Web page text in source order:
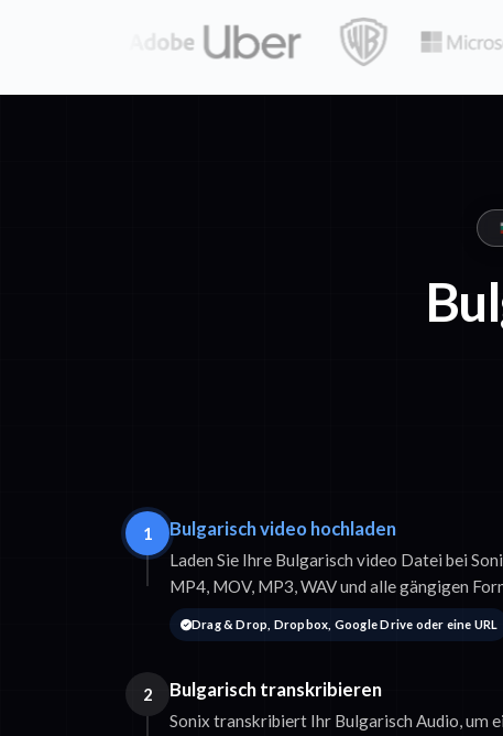
1 Bulgarisch video hochladen
Laden Sie Ihre Bulgarisch video Datei bei
MP4, MOV, MP3, WAV und alle gängigen
Drag & Drop, Dropbox, Google Drive oder eine URL
2 Bulgarisch transkribieren
Sonix transkribiert Ihr Bulgarisch Audio, um